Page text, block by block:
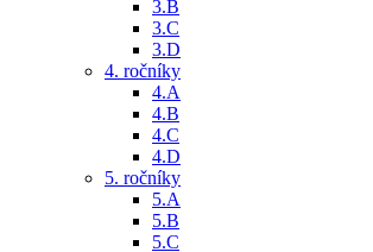
3.B
3.C
3.D
4. ročníky
4.A
4.B
4.C
4.D
5. ročníky
5.A
5.B
5.C